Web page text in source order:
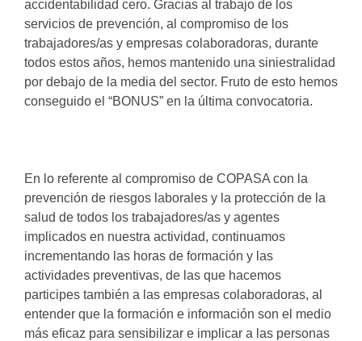
accidentabilidad cero. Gracias al trabajo de los
servicios de prevención, al compromiso de los
trabajadores/as y empresas colaboradoras, durante
todos estos años, hemos mantenido una siniestralidad
por debajo de la media del sector. Fruto de esto hemos
conseguido el “BONUS” en la última convocatoria.
En lo referente al compromiso de COPASA con la
prevención de riesgos laborales y la protección de la
salud de todos los trabajadores/as y agentes
implicados en nuestra actividad, continuamos
incrementando las horas de formación y las
actividades preventivas, de las que hacemos
participes también a las empresas colaboradoras, al
entender que la formación e información son el medio
más eficaz para sensibilizar e implicar a las personas